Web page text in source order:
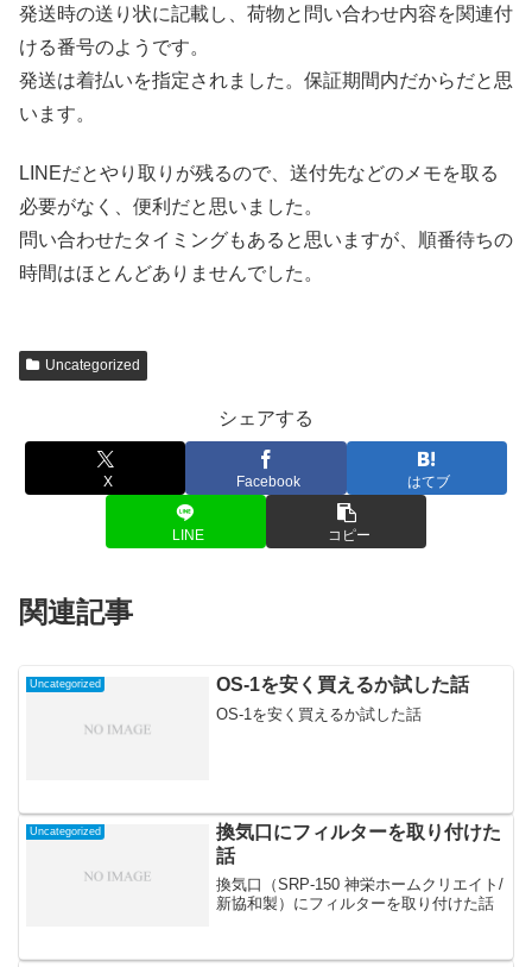
発送時の送り状に記載し、荷物と問い合わせ内容を関連付
ける番号のようです。
発送は着払いを指定されました。保証期間内だからだと思
います。
LINEだとやり取りが残るので、送付先などのメモを取る
必要がなく、便利だと思いました。
問い合わせたタイミングもあると思いますが、順番待ちの
時間はほとんどありませんでした。
Uncategorized
シェアする
X Facebook はてブ
LINE コピー
関連記事
Uncategorized OS-1を安く買えるか試した話
OS-1を安く買えるか試した話
Uncategorized
換気口にフィルターを取り付けた
話
換気口（SRP-150 神栄ホームクリエイト/
新協和製）にフィルターを取り付けた話